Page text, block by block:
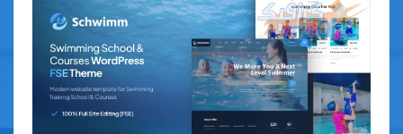
قالب-جوملا
قالب-پرستاشاپ
قالب-OpenCart